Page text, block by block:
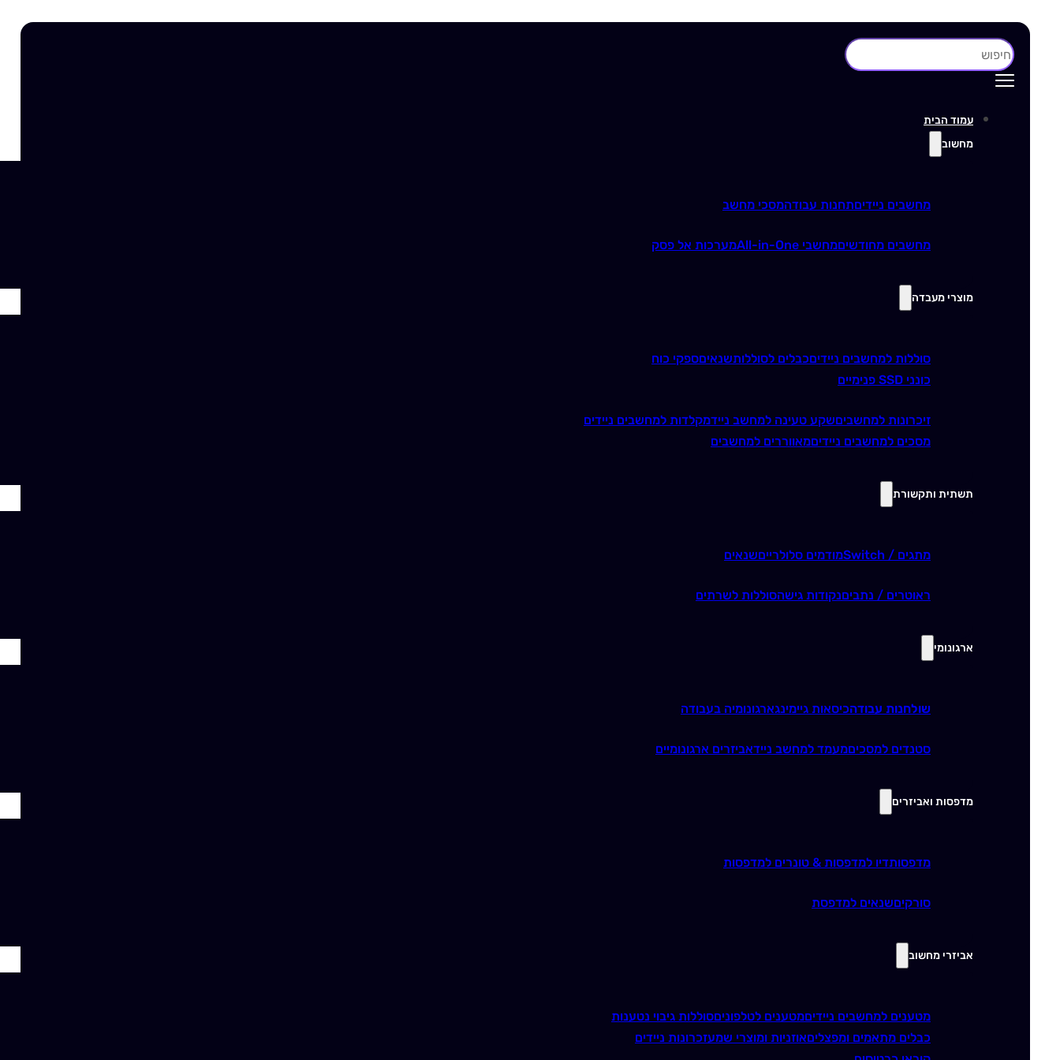
חיפוש
עמוד הבית
מחשוב
מחשבים ניידיםתחנות עבודהמסכי מחשב
מחשבים מחודשיםמחשבי All-in-One מערכות אל פסק
מוצרי מעבדה
סוללות למחשבים ניידיםכבלים לסוללותשנאיםספקי כוח
כונני SSD פנימיים
זיכרונות למחשביםשקע טעינה למחשב ניידמקלדות למחשבים ניידים
מסכים למחשבים ניידיםמאווררים למחשבים
תשתית ותקשורת
מתגים / Switch מודמים סלולרייםשנאים
ראוטרים / נתביםנקודות גישהסוללות לשרתים
ארגונומי
שולחנות עבודהכיסאות גיימינגארגונומיה בעבודה
סטנדים למסכיםמעמד למחשב ניידאביזרים ארגונומיים
מדפסות ואביזרים
מדפסותדיו למדפסות & טונרים למדפסות
סורקיםשנאים למדפסת
אביזרי מחשוב
מטענים למחשבים ניידיםמטענים לטלפוניםסוללות גיבוי נטענות
כבלים מתאמים ומפצליםאוזניות ומוצרי שמעזכרונות ניידים